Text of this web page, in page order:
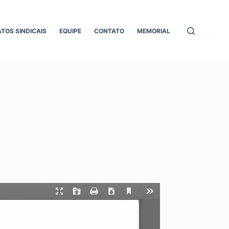
SINDICAIS EQUIPE CONTATO MEMORIAL